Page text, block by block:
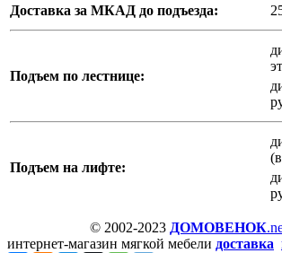
Доставка за МКАД до подъезда:
Подъем по лестнице:
Подъем на лифте:
© 2002-2023 ДОМОВЕНОК
интернет-магазин мягкой мебели доставка